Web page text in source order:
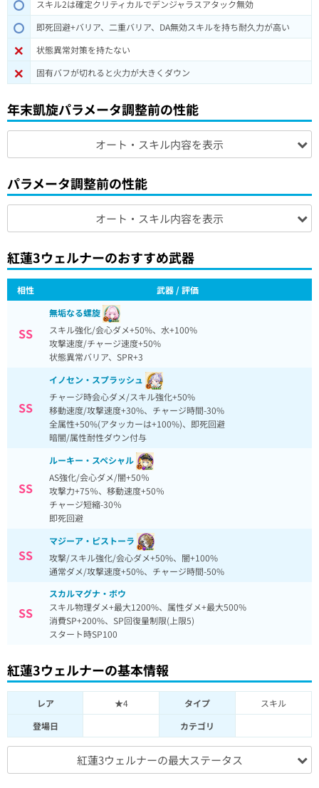
スキル2は確定クリティカルでデンジャラスアタック無効
即死回避+バリア、二重バリア、DA無効スキルを持ち耐久力が高い
状態異常対策を持たない
固有バフが切れると火力が大きくダウン
年末凱旋パラメータ調整前の性能
オート・スキル内容を表示
パラメータ調整前の性能
オート・スキル内容を表示
紅蓮3ウェルナーのおすすめ武器
相性 武器 / 評価
SS
無垢なる螺旋
スキル強化/会心ダメ+50%、水+100%
攻撃速度/チャージ速度+50%
状態異常バリア、SPR+3
SS
イノセン・スプラッシュ
チャージ時会心ダメ/スキル強化+50%
移動速度/攻撃速度+30%、チャージ時間-30%
全属性+50%(アタッカーは+100%)、即死回避
暗闇/属性耐性ダウン付与
SS
ルーキー・スペシャル
AS強化/会心ダメ/闇+50％
攻撃力+75％、移動速度+50％
チャージ短縮-30％
即死回避
SS
マジーア・ピストーラ
攻撃/スキル強化/会心ダメ+50%、闇+100%
通常ダメ/攻撃速度+50%、チャージ時間-50%
SS
スカルマグナ・ボウ
スキル物理ダメ+最大1200%、属性ダメ+最大500%
消費SP+200%、SP回復量制限(上限5)
スタート時SP100
紅蓮3ウェルナーの基本情報
レア ★4 タイプ
スキル
登場日
カテゴリ
紅蓮3ウェルナーの最大ステータス